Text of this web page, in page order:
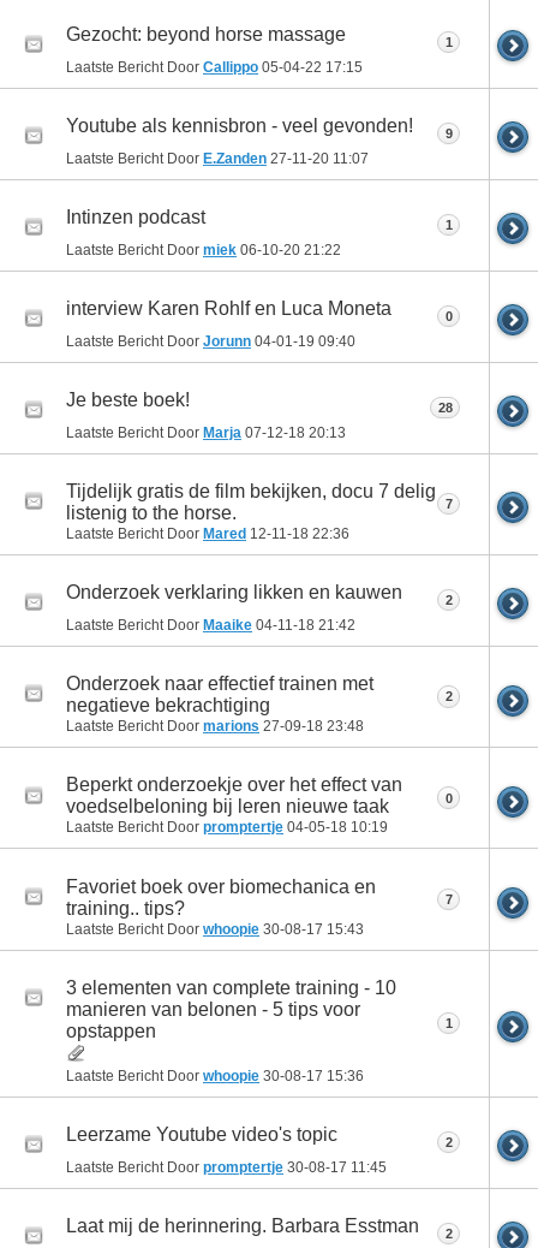
Gezocht: beyond horse massage
Laatste Bericht Door Callippo 05-04-22 17:15
1
Youtube als kennisbron - veel gevonden!
Laatste Bericht Door E.Zanden 27-11-20 11:07
9
Intinzen podcast
Laatste Bericht Door miek 06-10-20 21:22
1
interview Karen Rohlf en Luca Moneta
Laatste Bericht Door Jorunn 04-01-19 09:40
0
Je beste boek!
Laatste Bericht Door Marja 07-12-18 20:13
28
Tijdelijk gratis de film bekijken, docu 7 delig
listenig to the horse.
Laatste Bericht Door Mared 12-11-18 22:36
7
Onderzoek verklaring likken en kauwen
Laatste Bericht Door Maaike 04-11-18 21:42
2
Onderzoek naar effectief trainen met
negatieve bekrachtiging
Laatste Bericht Door marions 27-09-18 23:48
2
Beperkt onderzoekje over het effect van
voedselbeloning bij leren nieuwe taak
Laatste Bericht Door promptertje 04-05-18 10:19
0
Favoriet boek over biomechanica en
training.. tips?
Laatste Bericht Door whoopie 30-08-17 15:43
7
3 elementen van complete training - 10
manieren van belonen - 5 tips voor
opstappen
Laatste Bericht Door whoopie 30-08-17 15:36
1
Leerzame Youtube video's topic
Laatste Bericht Door promptertje 30-08-17 11:45
2
Laat mij de herinnering. Barbara Esstman 2